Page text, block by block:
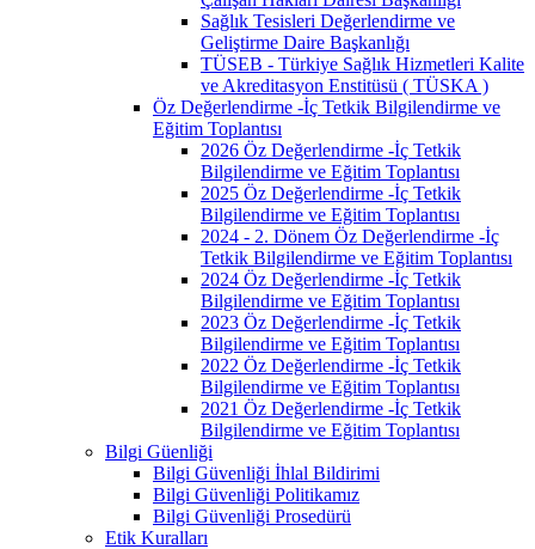
Sağlık Tesisleri Değerlendirme ve
Geliştirme Daire Başkanlığı
TÜSEB - Türkiye Sağlık Hizmetleri Kalite
ve Akreditasyon Enstitüsü ( TÜSKA )
Öz Değerlendirme -İç Tetkik Bilgilendirme ve
Eğitim Toplantısı
2026 Öz Değerlendirme -İç Tetkik
Bilgilendirme ve Eğitim Toplantısı
2025 Öz Değerlendirme -İç Tetkik
Bilgilendirme ve Eğitim Toplantısı
2024 - 2. Dönem Öz Değerlendirme -İç
Tetkik Bilgilendirme ve Eğitim Toplantısı
2024 Öz Değerlendirme -İç Tetkik
Bilgilendirme ve Eğitim Toplantısı
2023 Öz Değerlendirme -İç Tetkik
Bilgilendirme ve Eğitim Toplantısı
2022 Öz Değerlendirme -İç Tetkik
Bilgilendirme ve Eğitim Toplantısı
2021 Öz Değerlendirme -İç Tetkik
Bilgilendirme ve Eğitim Toplantısı
Bilgi Güenliği
Bilgi Güvenliği İhlal Bildirimi
Bilgi Güvenliği Politikamız
Bilgi Güvenliği Prosedürü
Etik Kuralları